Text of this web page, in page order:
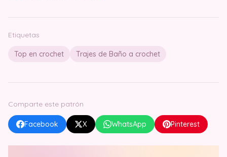
Etiquetas
Top en crochet Trajes de Baño a crochet
Comparte este patrón
Facebook X WhatsApp Pinterest